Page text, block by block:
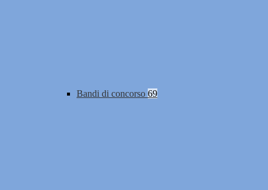
Bandi di concorso 69